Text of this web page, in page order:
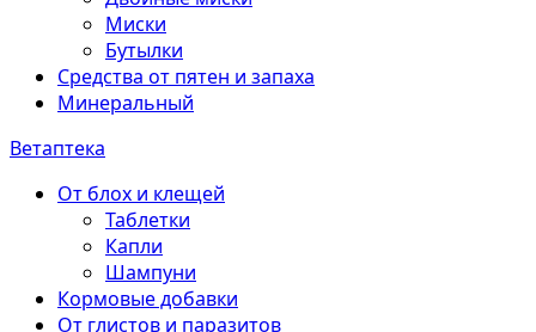
Миски
Бутылки
Средства от пятен и запаха
Минеральный
Ветаптека
От блох и клещей
Таблетки
Капли
Шампуни
Кормовые добавки
От глистов и паразитов